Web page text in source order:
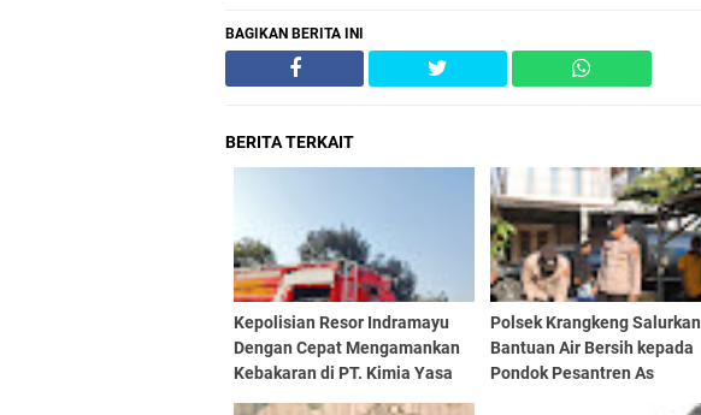
BAGIKAN BERITA INI
BERITA TERKAIT
Kepolisian Resor Indramayu
Dengan Cepat Mengamankan
Kebakaran di PT. Kimia Yasa
Polsek Krangkeng Salurkan
Bantuan Air Bersih kepada
Pondok Pesantren As